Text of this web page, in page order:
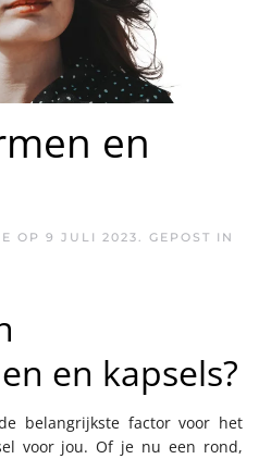
en
OP 9 JULI 2023. GEPOST IN
en kapsels?
belangrijkste factor voor het
voor jou. Of je nu een rond,